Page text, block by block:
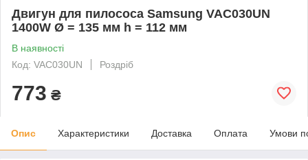
Двигун для пилососа Samsung VAC030UN
1400W Ø = 135 мм h = 112 мм
В наявності
Код: VAC030UN
Роздріб
773 ₴
Опис Характеристики Доставка Оплата Умови